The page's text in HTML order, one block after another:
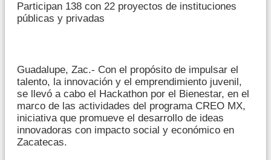
Participan 138 con 22 proyectos de instituciones
públicas y privadas
Guadalupe, Zac.- Con el propósito de impulsar el
talento, la innovación y el emprendimiento juvenil,
se llevó a cabo el Hackathon por el Bienestar, en el
marco de las actividades del programa CREO MX,
iniciativa que promueve el desarrollo de ideas
innovadoras con impacto social y económico en
Zacatecas.